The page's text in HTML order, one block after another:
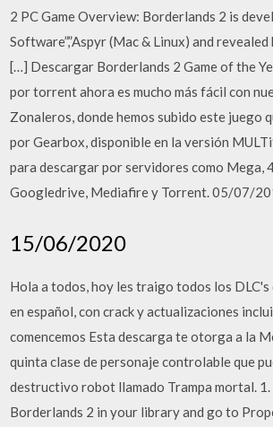
2 PC Game Overview: Borderlands 2 is
Software”,”Aspyr (Mac & Linux) and revealed
[…] Descargar Borderlands 2 Game of the
por torrent ahora es mucho más fácil con
Zonaleros, donde hemos subido este juego
por Gearbox, disponible en la versión
para descargar por servidores como Mega,
Googledrive, Mediafire y Torrent. 05/07/
15/06/2020
Hola a todos, hoy les traigo todos los DLC's
en español, con crack y actualizaciones
comencemos Esta descarga te otorga a la
quinta clase de personaje controlable que
destructivo robot llamado Trampa mortal.
Borderlands 2 in your library and go to